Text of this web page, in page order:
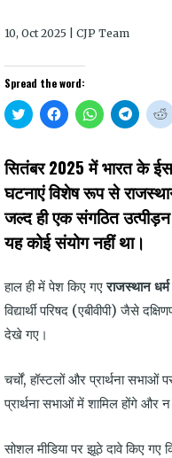
10, Oct 2025 | CJP Team
Spread the word:
Click
to
share
Twitter
(Opens
in
new
window)
Click
to
share
Facebook
(Opens
in
new
window)
Click
to
share
WhatsApp
(Opens
new
window)
Click
to
share
Telegram
(Opens
new
window)
सितंबर 2025 में भारत के
घटनाएं विशेष रूप से
जल्द ही एक संगठित
यह कोई संयोग नहीं था।
हाल ही में पेश किए गए राजस्थान
विद्यार्थी परिषद (एबीवीपी) जैसे
देखे गए।
चर्चों,हॉस्टलों और प्रार्थना सभाओं
प्रार्थना सभाओं में शामिल होंगे और
सोशल मीडिया पर झूठे दावे किए गए